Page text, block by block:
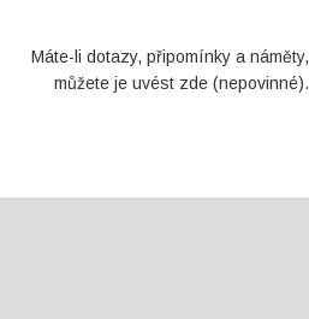
Máte-li dotazy, připomínky a náměty,
můžete je uvést zde (nepovinné).